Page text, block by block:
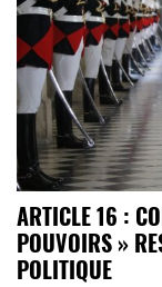
ARTICLE 16 :
POUVOIRS »
POLITIQUE